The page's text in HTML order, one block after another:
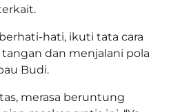
hati, ikuti tata cara
dan menjalani pola
Budi.
merasa beruntung